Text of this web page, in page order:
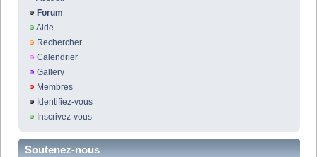
Forum
Aide
Rechercher
Calendrier
Gallery
Membres
Identifiez-vous
Inscrivez-vous
Soutenez-nous